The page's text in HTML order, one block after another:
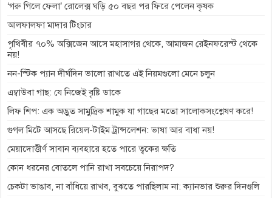
r
‘গরু গিলে ফেলা’ রোলেক্স ঘড়ি ৫০ বছর পর ফিরে পেলেন কৃষক
আলফালফা মাদার টিংচার
পৃথিবীর ৭০% অক্সিজেন আসে মহাসাগর থেকে, আমাজন রেইনফরেস্ট থেকে
নয়!
নন-স্টিক প্যান দীর্ঘদিন ভালো রাখতে এই নিয়মগুলো মেনে চলুন
এম্বাউবা গাছ: যে নিজেই বৃষ্টি ডাকে
লিফ শিপ: এক অদ্ভুত সামুদ্রিক শামুক যা গাছের মতো সালোকসংশ্লেষণ করে!
গুগল মিটে আসছে রিয়েল-টাইম ট্রান্সলেশন: ভাষা আর বাধা নয়!
মেয়াদোত্তীর্ণ সাবান ব্যবহারে হতে পারে ত্বকের ক্ষতি
কোন ধরনের বোতলে পানি রাখা সবচেয়ে নিরাপদ?
চেকটা ভাঙাব, না বাঁধিয়ে রাখব, বুঝতে পারছিলাম না: ক্যানভার শুরুর দিনগুলি